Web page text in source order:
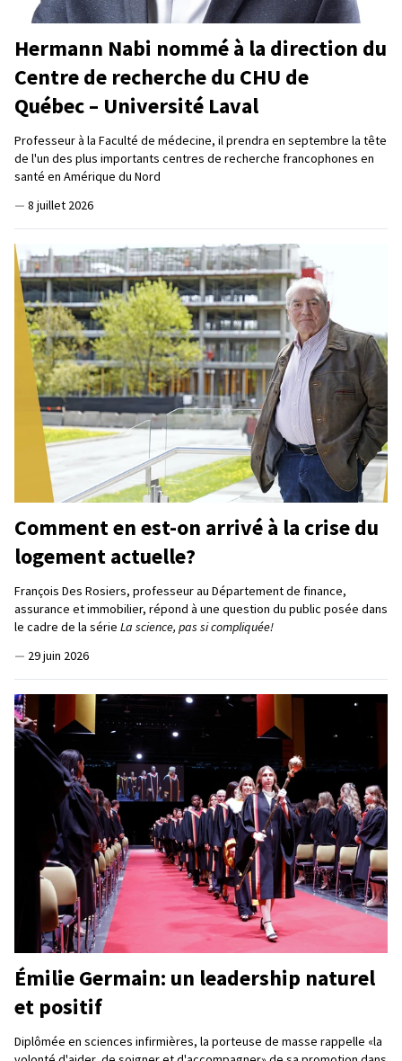
Hermann Nabi nommé à la direction du
Centre de recherche du CHU de
Québec – Université Laval
Professeur à la Faculté de médecine, il prendra en septembre la tête
de l'un des plus importants centres de recherche francophones en
santé en Amérique du Nord
— 8 juillet 2026
Comment en est-on arrivé à la crise du
logement actuelle?
François Des Rosiers, professeur au Département de finance,
assurance et immobilier, répond à une question du public posée dans
le cadre de la série La science, pas si compliquée!
— 29 juin 2026
Émilie Germain: un leadership naturel
et positif
Diplômée en sciences infirmières, la porteuse de masse rappelle «la